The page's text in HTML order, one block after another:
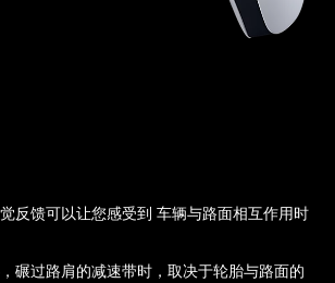
反馈可以让您感受到 车辆与路面相互作用时
碾过路肩的减速带时，取决于轮胎与路面的